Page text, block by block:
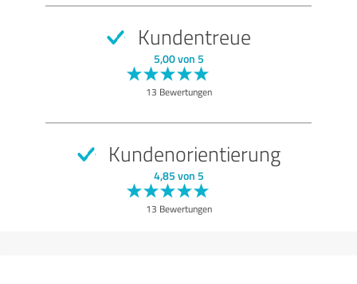
Kundentreue
5,00 von 5
13 Bewertungen
Kundenorientierung
4,85 von 5
13 Bewertungen